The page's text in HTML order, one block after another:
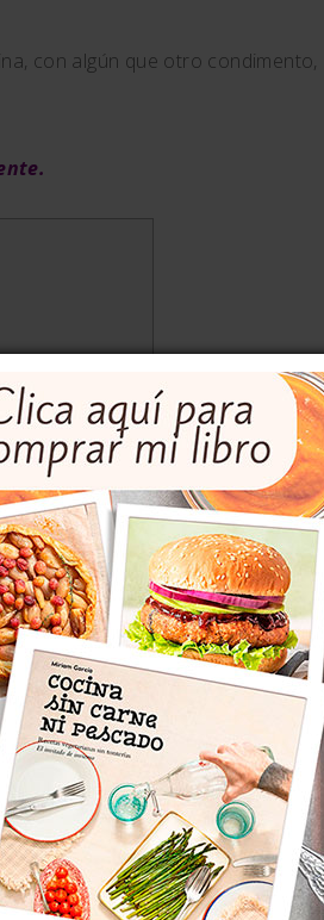
con algún que otro condimento,
sevillano
sevillano
escrita
de camarones de Cádiz
de la web, de cuando yo no tenía
pedacillos unidos entre sí por
Semana Santa, pero también en